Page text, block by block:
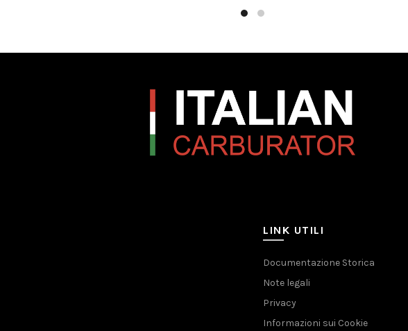
LINK UTILI
Documentazione Storica
Note legali
Privacy
Informazioni sui Cookie